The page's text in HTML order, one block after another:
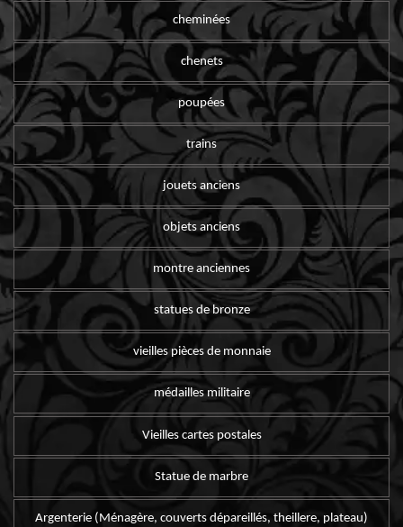
cheminées
chenets
poupées
trains
jouets anciens
objets anciens
montre anciennes
statues de bronze
vieilles pièces de monnaie
médailles militaire
Vieilles cartes postales
Statue de marbre
Argenterie (Ménagère, couverts dépareillés, theillere, plateau)